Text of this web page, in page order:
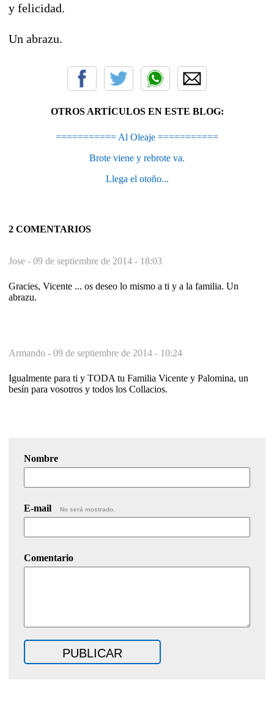
y felicidad.
Un abrazu.
OTROS ARTÍCULOS EN ESTE BLOG:
=========== Al Oleaje ===========
Brote viene y rebrote va.
Llega el otoño...
2 COMENTARIOS
Jose - 09 de septiembre de 2014 - 18:03
Gracies, Vicente ... os deseo lo mismo a ti y a la familia. Un
abrazu.
Armando - 09 de septiembre de 2014 - 10:24
Igualmente para ti y TODA tu Familia Vicente y Palomina, un
besín para vosotros y todos los Collacios.
Nombre
E-mail No será mostrado.
Comentario